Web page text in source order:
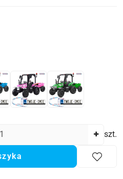
szt.